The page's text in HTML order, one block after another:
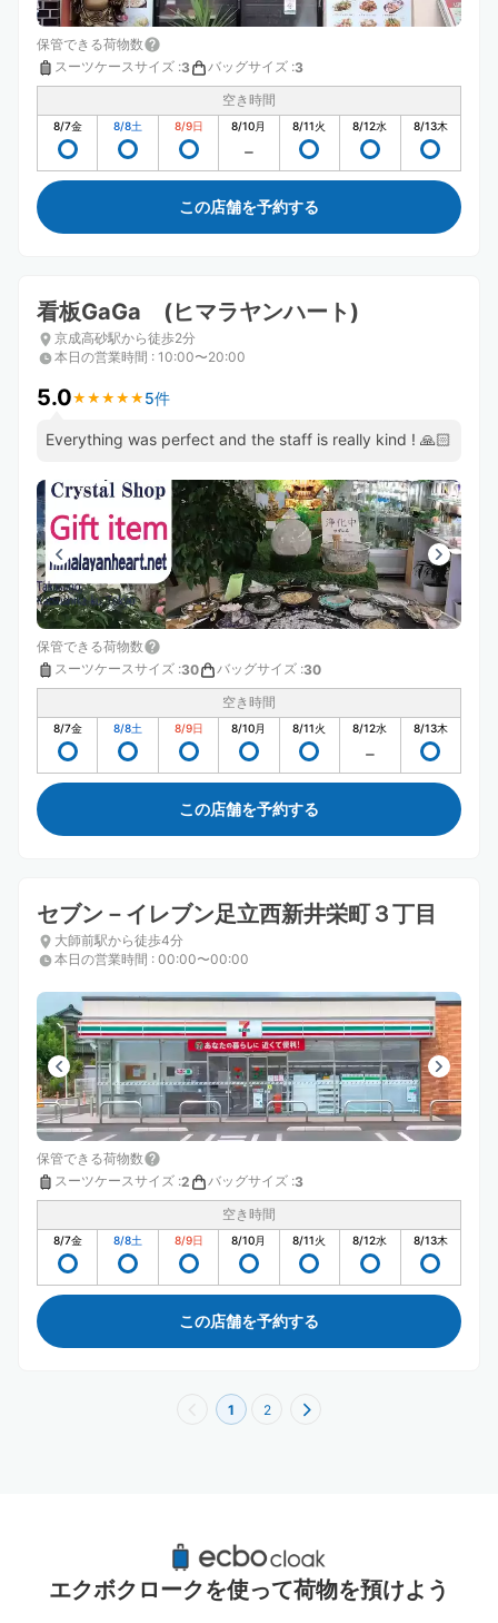
保管できる荷物数
スーツケースサイズ :3 バッグサイズ :3
空き時間
8/7金 8/8土 8/9日 8/10月 8/11火 8/12水 8/13木
この店舗を予約する
看板GaGa (ヒマラヤンハート)
京成高砂駅から徒歩2分
本日の営業時間 : 10:00〜20:00
5.0★ ★ ★ ★ ★
★ ★ ★ ★ ★ 5件
Everything was perfect and the staff is really kind ! 🙏🏻
保管できる荷物数
スーツケースサイズ :30 バッグサイズ :30
空き時間
8/7金 8/8土 8/9日 8/10月 8/11火 8/12水 8/13木
この店舗を予約する
セブン－イレブン足立西新井栄町３丁目
大師前駅から徒歩4分
本日の営業時間 : 00:00〜00:00
保管できる荷物数
スーツケースサイズ :2 バッグサイズ :3
空き時間
8/7金 8/8土 8/9日 8/10月 8/11火 8/12水 8/13木
この店舗を予約する
1 2
綾瀬駅周辺のおすすめコインロッカー
3件
エクボクロークを使って荷物を預けよう